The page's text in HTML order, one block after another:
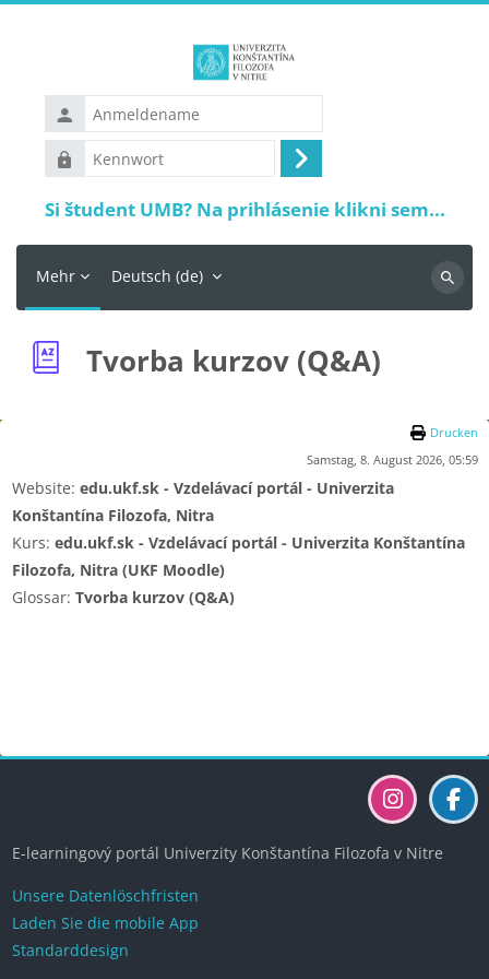
Anmeldename
Kennwort
Anmelden
Si študent UMB? Na prihlásenie klikni sem...
Mehr Deutsch ‎(de)‎
Suchen
Tvorba kurzov (Q&A)
Drucken
Samstag, 8. August 2026, 05:59
Website: edu.ukf.sk - Vzdelávací portál - Univerzita
Konštantína Filozofa, Nitra
Kurs: edu.ukf.sk - Vzdelávací portál - Univerzita Konštantína
Filozofa, Nitra (UKF Moodle)
Glossar: Tvorba kurzov (Q&A)
E-learningový portál Univerzity Konštantína Filozofa v Nitre
Unsere Datenlöschfristen
Laden Sie die mobile App
Standarddesign